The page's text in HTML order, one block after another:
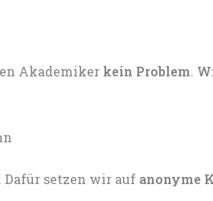
Akademiker kein Problem.
. Dafür setzen wir auf anonyme